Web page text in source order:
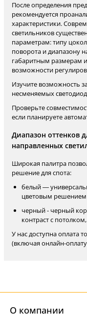
После определения
рекомендуется
характеристики.
светильников
параметрам: типу
поворота и диапазону
габаритным размерам
возможности
Изучите возможность
несменяемых
Проверьте
если планируете
Диапазон оттенков
направленных
Широкая палитра
решение для спота:
белый —
цветовым
черный - черный
контраст с
У нас доступна оплата
(включая онлайн-
О компании